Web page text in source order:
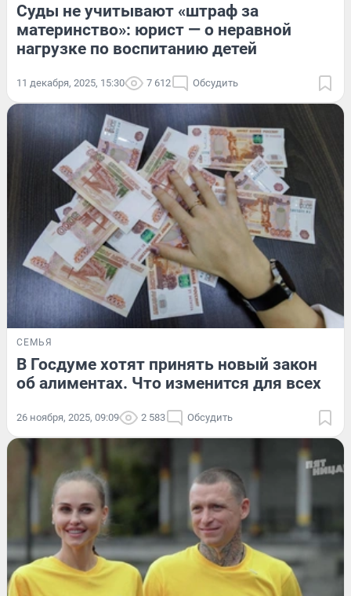
Суды не учитывают «штраф за
материнство»: юрист — о неравной
нагрузке по воспитанию детей
11 декабря, 2025, 15:30 7 612 Обсудить
СЕМЬЯ
В Госдуме хотят принять новый закон
об алиментах. Что изменится для всех
26 ноября, 2025, 09:09 2 583 Обсудить